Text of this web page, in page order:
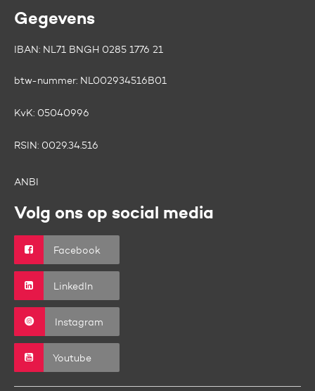
Gegevens
IBAN: NL71 BNGH 0285 1776 21
btw-nummer: NL002934516B01
KvK: 05040996
RSIN: 0029.34.516
ANBI
Volg ons op social media
Facebook
LinkedIn
Instagram
Youtube